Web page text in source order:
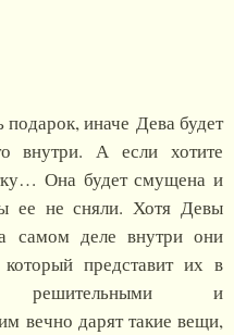
подарок, иначе Дева будет
внутри. А если хотите
Она будет смущена и
ее не сняли. Хотя Девы
самом деле внутри они
представит их в
решительными и
вечно дарят такие вещи,